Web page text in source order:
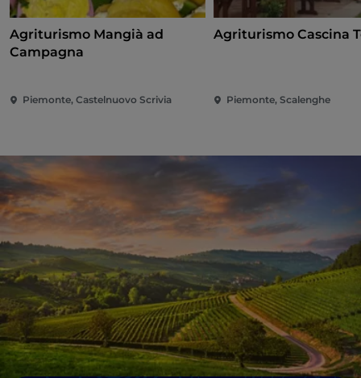
Agriturismo Mangià ad
Campagna
Piemonte, Castelnuovo Scrivia
Agriturismo Cascina
Piemonte, Scalenghe